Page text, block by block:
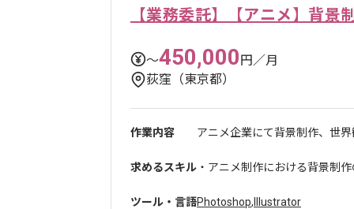
【業務委託】【アニメ】背景
〜450,000円／月
荻窪（東京都）
作業内容 アニメ企業にて背景制作、世
求めるスキル ・アニメ制作における背景制
ツール・言語Photoshop, Illustrator